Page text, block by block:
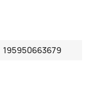
195950663679